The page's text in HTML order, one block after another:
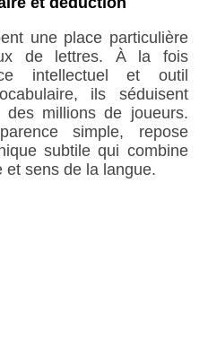
une place particulière
de lettres. À la fois
intellectuel et outil
ils séduisent
des millions de joueurs.
simple, repose
subtile qui combine
et sens de la langue.